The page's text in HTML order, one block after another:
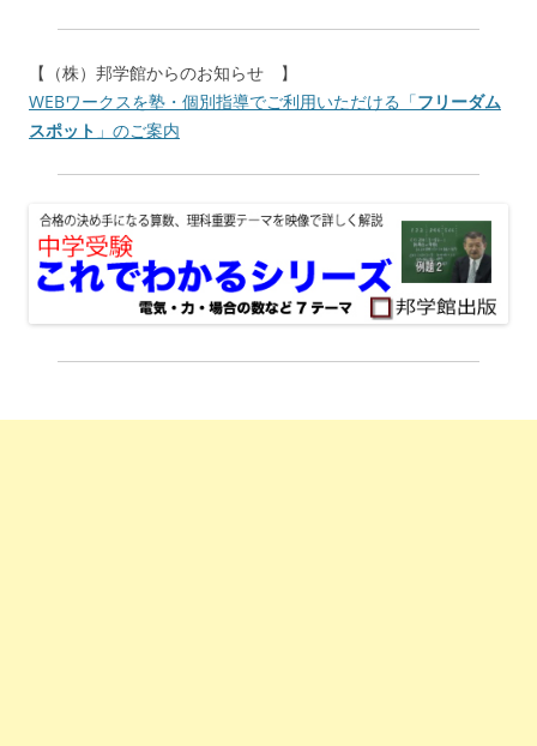
【（株）邦学館からのお知らせ 】
WEBワークスを塾・個別指導でご利用いただける「フリーダム
スポット 」のご案内